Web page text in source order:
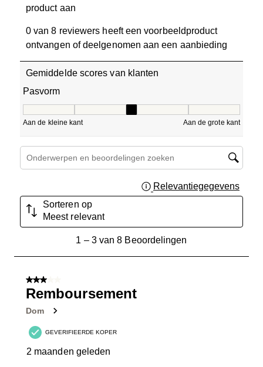
product aan
0 van 8 reviewers heeft een voorbeeldproduct
ontvangen of deelgenomen aan een aanbieding
Gemiddelde scores van klanten
Pasvorm
Aan de kleine kant Aan de grote kant
Onderwerpen en beoordelingen zoeken per regio
Relevantiegegevens
Sorteren op
Meest relevant
van
Beoordelingen.
1 – 3 van 8 Beoordelingen
3 van 5 sterren.
Remboursement
Dom
GEVERIFIEERDE KOPER
2 maanden geleden